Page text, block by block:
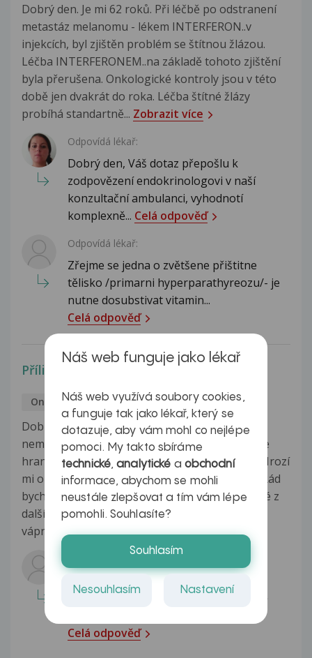
Dobrý den. Je mi 62 roků. Při léčbě po odstranení
metastáz melanomu - lékem INTERFERON..v
injekcích, byl zjištěn problém se štítnou žlázou.
Léčba INTERFERONEM..na základě tohoto zjištění
byla přerušena. Onkologické kontroly jsou v této
době jen dvakrát do roka. Léčba štítné žlázy
probíhá standartně... Zobrazit více
Odpovídá lékař:
Dobrý den, Váš dotaz přepošlu k
zodpovězení endokrinologovi v naší
konzultační ambulanci, vyhodnotí
komplexně... Celá odpověď
Odpovídá lékař:
Zřejme se jedna o zvětšene přištitne
tělisko /primarni hyperparathyreozu/- je
nutne dosubstivat vitamin...
Celá odpověď
Příliš mnoho nemocí a léků
Onkologie Ladislav 26.1.2017
Dobrý den. Je mi 62 roků. Léčím se s těmito
nemocemi - Štítná žláza - euthyrox 88, pro stále
hraniční vápník 2,7-2.9 mi byl přidán Vigantol. Hrozí
mi operace, ze které mám docela velké obavy. Rád
bych vás moc poprosil o konzultaci, zda některé z
dalších léků nemohou ovlivnit hodnoty
vápniku.Vápnik...Zobrazit více
Odpovídá lékař:
řada, a může se na tom podílet vlastně
Celá odpověď
Náš web funguje jako lékař
Náš web využívá soubory cookies,
a funguje tak jako lékař, který se
dotazuje, aby vám mohl co nejlépe
pomoci. My takto sbíráme
technické,analytické a obchodní
informace, abychom se mohli
neustále zlepšovat a tím vám lépe
pomohli. Souhlasíte?
Souhlasím
Nesouhlasím Nastavení